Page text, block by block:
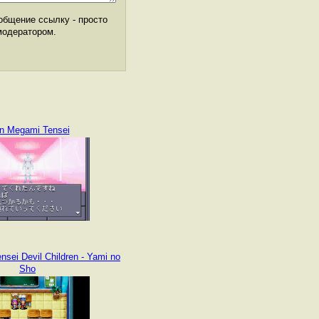
ссылку - просто
Megami Tensei
Devil Children - Yami no
Sho